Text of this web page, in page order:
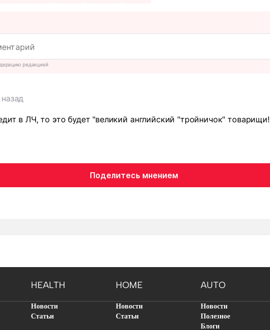
редакцией
в ЛЧ, то это будет "великий английский "тройничок" товарищи!
Поделитесь мнением
HEALTH HOME AUTO
Новости
Статьи
Новости
Статьи
Новости
Полезное
Блоги